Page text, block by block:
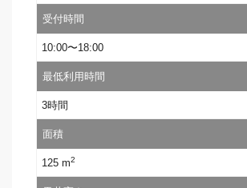
受付時間
10:00〜18:00
最低利用時間
3時間
面積
125 m2